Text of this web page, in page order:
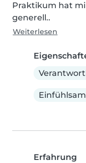
Praktikum hat
generell..
Weiterlesen
Einfühlsam
Erfahrung